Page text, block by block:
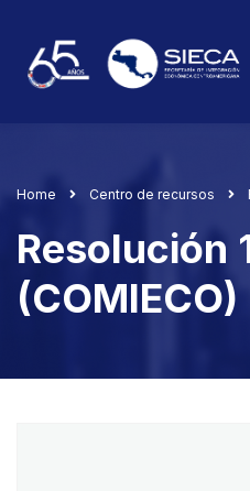
Home Centro de recursos
Resolución
(COMIECO)